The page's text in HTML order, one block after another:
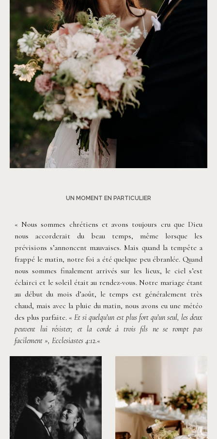
UN MOMENT EN PARTICULIER
« Nous sommes chrétiens et avons toujours cru que Dieu
nous accorderait du beau temps, même lorsque les
prévisions s’annoncent mauvaises. Mais quand la tempête a
frappé le matin, notre foi a été quelque peu ébranlée. Quand
nous sommes finalement arrivés sur les lieux, le ciel s’est
éclairci et le soleil était au rendez-vous. Notre mariage étant
au début du mois d’août, le temps est généralement très
chaud, mais avec la pluie du matin, nous avons eu une météo
des plus parfaite. «Et si quelqu’un est plus fort qu’un seul, les deux
peuvent lui résister; et la corde à trois fils ne se rompt pas
facilement », Ecclesiastes 4:12.«